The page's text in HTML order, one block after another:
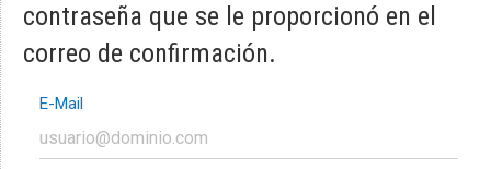
contraseña que se le proporcionó en el
correo de confirmación.
E-Mail